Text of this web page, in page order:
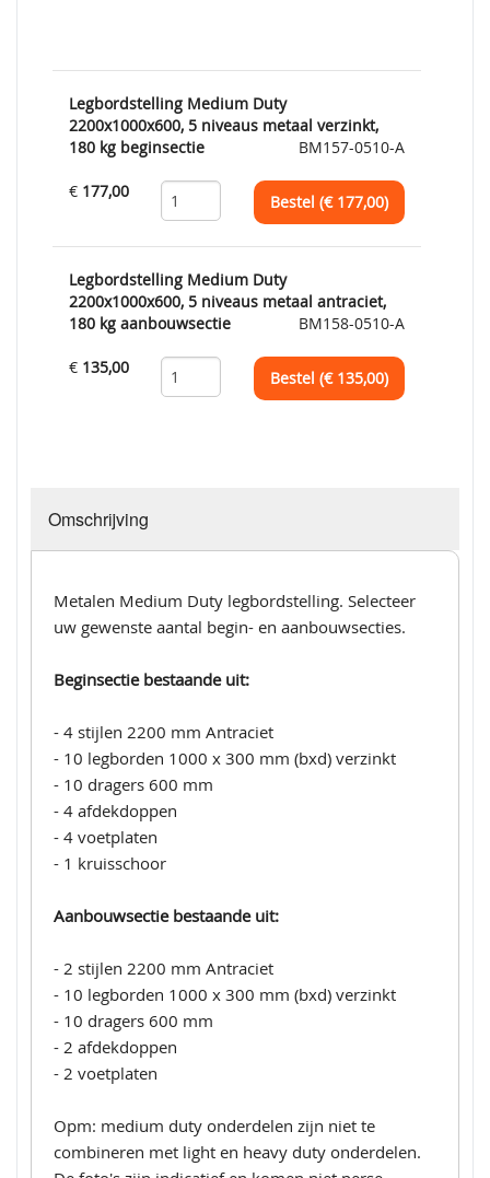
Legbordstelling Medium Duty
2200x1000x600, 5 niveaus metaal verzinkt,
180 kg beginsectie
BM157-0510-A
€ 177,00
Bestel (€ 177,00)
Legbordstelling Medium Duty
2200x1000x600, 5 niveaus metaal antraciet,
180 kg aanbouwsectie
BM158-0510-A
€ 135,00
Bestel (€ 135,00)
Omschrijving
Metalen Medium Duty legbordstelling. Selecteer
uw gewenste aantal begin- en aanbouwsecties.
Beginsectie bestaande uit:
- 4 stijlen 2200 mm Antraciet
- 10 legborden 1000 x 300 mm (bxd) verzinkt
- 10 dragers 600 mm
- 4 afdekdoppen
- 4 voetplaten
- 1 kruisschoor
Aanbouwsectie bestaande uit:
- 2 stijlen 2200 mm Antraciet
- 10 legborden 1000 x 300 mm (bxd) verzinkt
- 10 dragers 600 mm
- 2 afdekdoppen
- 2 voetplaten
Opm: medium duty onderdelen zijn niet te
combineren met light en heavy duty onderdelen.